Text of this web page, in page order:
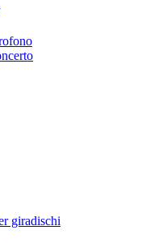
giradischi